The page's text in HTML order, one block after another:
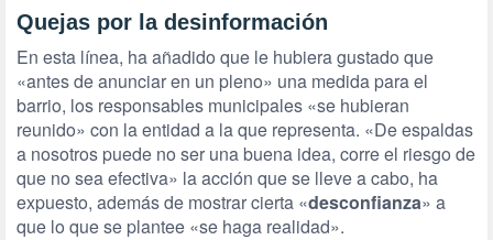
Quejas por la desinformación
En esta línea, ha añadido que le hubiera gustado que
«antes de anunciar en un pleno» una medida para el
barrio, los responsables municipales «se hubieran
reunido» con la entidad a la que representa. «De espaldas
a nosotros puede no ser una buena idea, corre el riesgo de
que no sea efectiva» la acción que se lleve a cabo, ha
expuesto, además de mostrar cierta «desconfianza» a
que lo que se plantee «se haga realidad».